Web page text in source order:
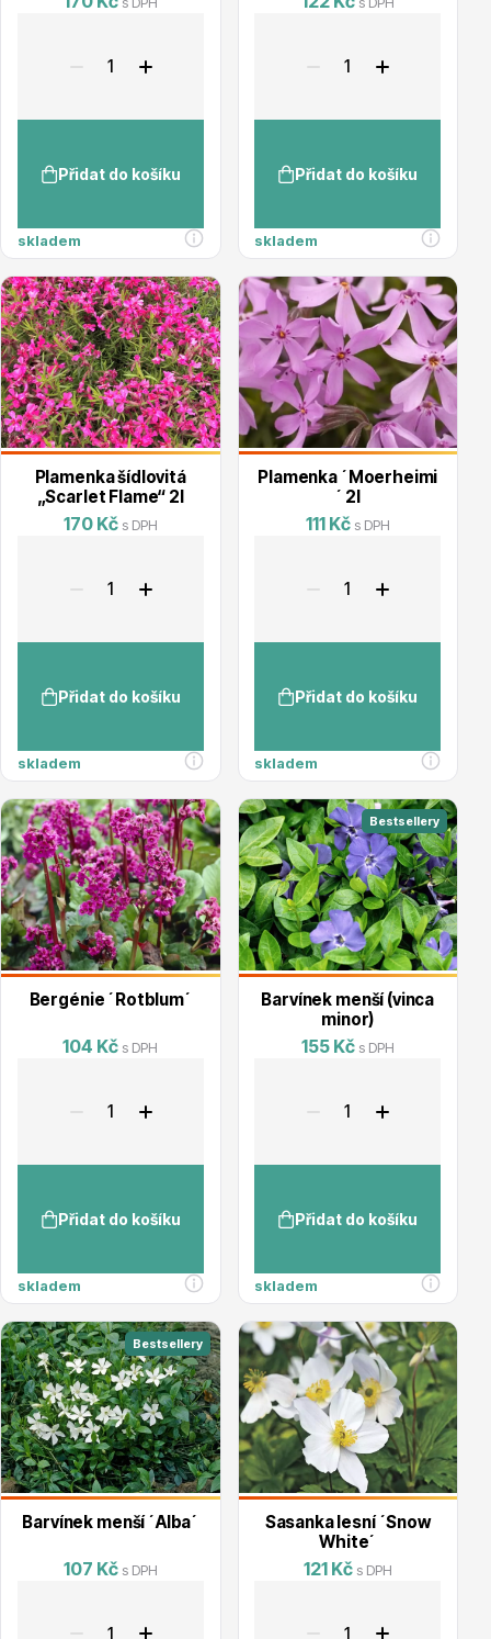
Hortenzie
Azalky a rododendrony
Růže KORDES
Substráty, hnojiva, kůra
Trvalky
Živé ploty
Ovocné stromy
Přidat do košíku
skladem
Přidat do košíku
skladem
Plamenka šídlovitá
„Scarlet Flame“ 2l
170 Kč s DPH
Přidat do košíku
skladem
Plamenka ´Moerheimi
´ 2l
111 Kč s DPH
Přidat do košíku
skladem
Bergénie ´Rotblum´
104 Kč s DPH
Přidat do košíku
skladem
Bestsellery
Barvínek menší (vinca
minor)
155 Kč s DPH
Přidat do košíku
skladem
Bestsellery
Barvínek menší ´Alba´
107 Kč s DPH
Sasanka lesní ´Snow
White´
121 Kč s DPH